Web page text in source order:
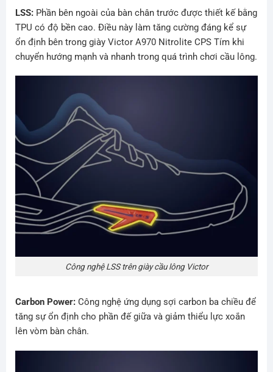
LSS:Phần bên ngoài của bàn chân trước được thiết kế bằng
TPU có độ bền cao. Điều này làm tăng cường đáng kể sự
ổn định bên trong giày Victor A970 Nitrolite CPS Tím khi
chuyển hướng mạnh và nhanh trong quá trình chơi cầu lông.
Công nghệ LSS trên giày cầu lông Victor
Carbon Power:Công nghệ ứng dụng sợi carbon ba chiều để
tăng sự ổn định cho phần đế giữa và giảm thiểu lực xoắn
lên vòm bàn chân.